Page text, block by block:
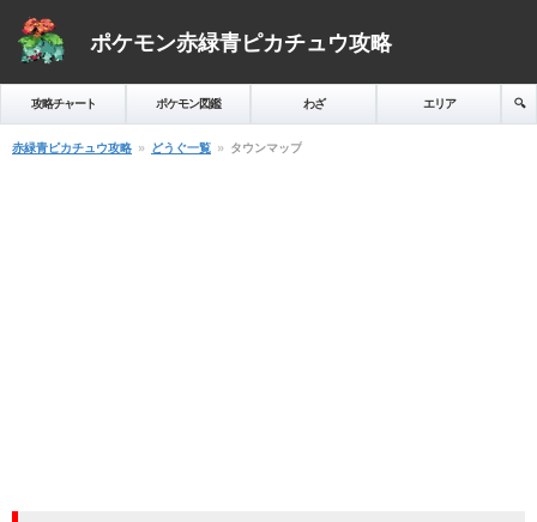
ポケモン赤緑青ピカチュウ攻略
攻略チャート ポケモン図鑑 わざ エリア 🔍️
赤緑青ピカチュウ攻略 どうぐ一覧 タウンマップ